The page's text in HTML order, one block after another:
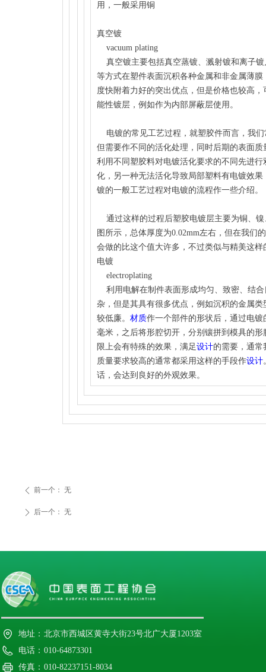
用，一般采用铜
真空镀
vacuum plating
真空镀主要包括真空蒸镀、溅射镀和离子
等方式在塑件表面沉积各种金属和非金属薄
度快附着力好的突出优点，但是价格也较高
能性镀层，例如作为内部屏蔽层使用。
电镀的常见工艺过程， 就塑胶件而言，我
但需要作不同的活化处理，同时后期的表面
利用不同塑胶料对电镀活化要求的不同先进
化，另一种无法活化导致局部塑料有电镀效果
镀的一般工艺过程对电镀的流程作一些介绍。
通过这样的过程后塑胶电镀层主要为铜、
图所示，总体厚度为0.02mm左右，但在我们
会做的比这个值大许多，不过类似与精美这
电镀
electroplating
利用电解在制件表面形成均匀、致密、结
杂，但是其具有很多优点，例如沉积的金属
较低廉。 材质作一个部件的形状后，通过电
毫米，之后将形腔切开，分别镶拼到模具的
限上会有特殊的效果，满足设计的需要，通常
质量要求较高的通常都采用这样的手段作设计
话，会达到良好的外观效果。
ꄴ 前一个： 无
ꄲ 后一个： 无
地址： 北京市西城区黄寺大街23号北广大厦1203室
电话： 010-64873301
传真： 010-82237151-8034